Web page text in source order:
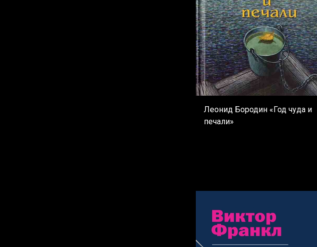
Леонид Бородин «Год чуда и
печали»